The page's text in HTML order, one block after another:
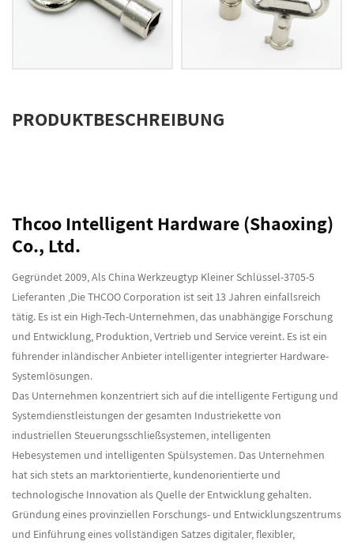
PRODUKTBESCHREIBUNG
Thcoo Intelligent Hardware (Shaoxing)
Co., Ltd.
Gegründet 2009, AlsChina Werkzeugtyp Kleiner Schlüssel-3705-5
Lieferanten ,Die THCOO Corporation ist seit 13 Jahren einfallsreich
tätig. Es ist ein High-Tech-Unternehmen, das unabhängige Forschung
und Entwicklung, Produktion, Vertrieb und Service vereint. Es ist ein
führender inländischer Anbieter intelligenter integrierter Hardware-
Systemlösungen.
Das Unternehmen konzentriert sich auf die intelligente Fertigung und
Systemdienstleistungen der gesamten Industriekette von
industriellen Steuerungsschließsystemen, intelligenten
Hebesystemen und intelligenten Spülsystemen. Das Unternehmen
hat sich stets an marktorientierte, kundenorientierte und
technologische Innovation als Quelle der Entwicklung gehalten.
Gründung eines provinziellen Forschungs- und Entwicklungszentrums
und Einführung eines vollständigen Satzes digitaler, flexibler,